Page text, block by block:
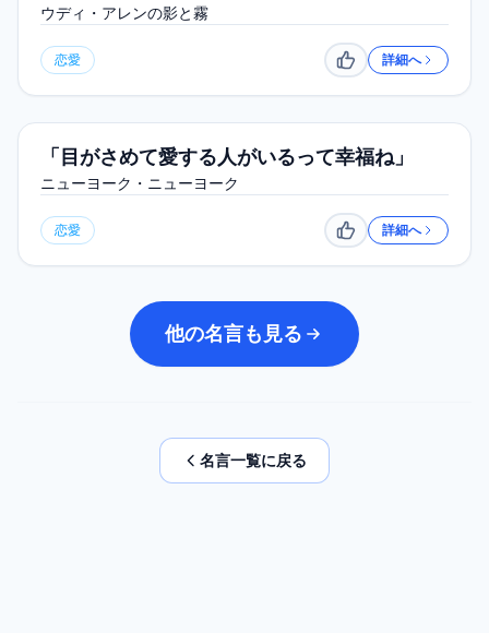
ウディ・アレンの影と霧
恋愛 いいね詳細へ
「目がさめて愛する人がいるって幸福ね」
ニューヨーク・ニューヨーク
恋愛 いいね詳細へ
他の名言も見る
名言一覧に戻る